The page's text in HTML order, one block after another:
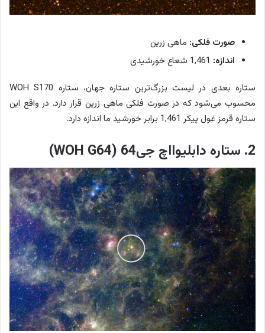
صورت فلکی: ماهی زرین
اندازه:
ستاره بعدی در لیست بزرگ‌ترین ستاره جهان، ستاره WOH S170
محسوب می‌شود که در صورت فلکی ماهی زرین قرار دارد. در واقع این
ستاره قرمز غول پیکر 1,461 برابر خورشید ما اندازه دارد.
2. ستاره دابلیوااچ جی64 (WOH G64)